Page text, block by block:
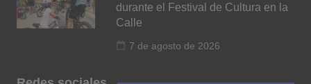
durante el Festival de Cultura en la
Calle
7 de agosto de 2026